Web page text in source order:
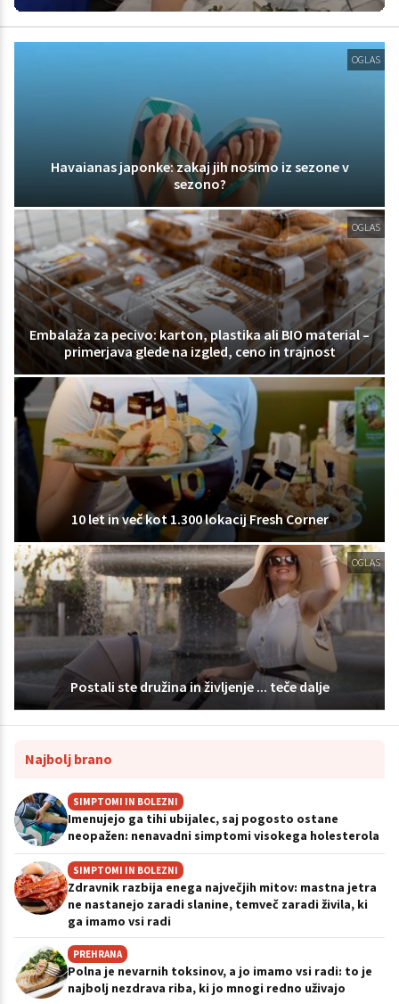
OGLAS
Havaianas japonke: zakaj jih nosimo iz sezone v
sezono?
OGLAS
Embalaža za pecivo: karton, plastika ali BIO material –
primerjava glede na izgled, ceno in trajnost
10 let in več kot 1.300 lokacij Fresh Corner
OGLAS
Postali ste družina in življenje ... teče dalje
Najbolj brano
SIMPTOMI IN BOLEZNI
Imenujejo ga tihi ubijalec, saj pogosto ostane
neopažen: nenavadni simptomi visokega holesterola
SIMPTOMI IN BOLEZNI
Zdravnik razbija enega največjih mitov: mastna jetra
ne nastanejo zaradi slanine, temveč zaradi živila, ki
ga imamo vsi radi
PREHRANA
Polna je nevarnih toksinov, a jo imamo vsi radi: to je
najbolj nezdrava riba, ki jo mnogi redno uživajo